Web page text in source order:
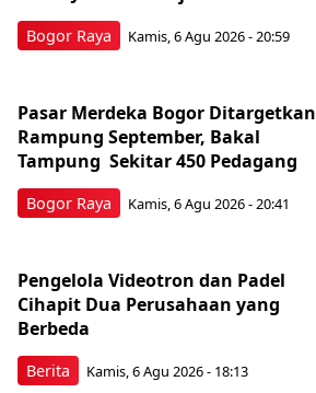
Bogor Raya Kamis, 6 Agu 2026 - 20:59
Bogor Raya
Pasar Merdeka Bogor Ditargetkan
Rampung September, Bakal
Tampung Sekitar 450 Pedagang
Kamis, 6 Agu 2026 - 20:41
Berita
Pengelola Videotron dan Padel
Cihapit Dua Perusahaan yang
Berbeda
Kamis, 6 Agu 2026 - 18:13